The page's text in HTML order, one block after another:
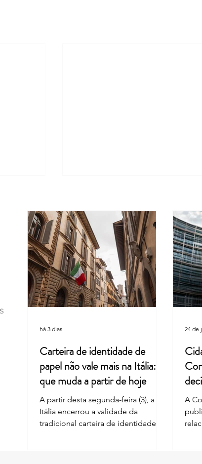
Leardini Consulenze: Suporte
Completo Para Emitir ou
Renovar seu Passaporte Italiano
Carteira de identidade de
papel não vale mais na Itália: o
que muda a partir de hoje
A partir desta segunda-feira (3), a
Itália encerrou a validade da
tradicional carteira de identidade
há 3 dias
A
24 de